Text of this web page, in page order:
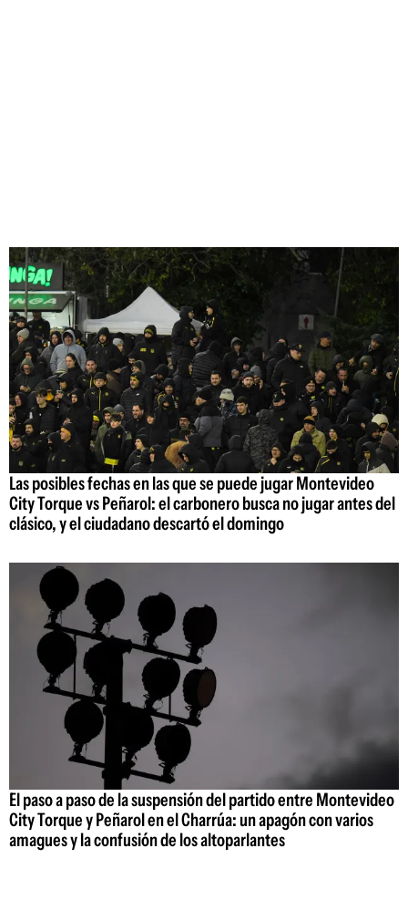
Las posibles fechas en las que se puede jugar Montevideo
City Torque vs Peñarol: el carbonero busca no jugar antes del
clásico, y el ciudadano descartó el domingo
El paso a paso de la suspensión del partido entre Montevideo
City Torque y Peñarol en el Charrúa: un apagón con varios
amagues y la confusión de los altoparlantes